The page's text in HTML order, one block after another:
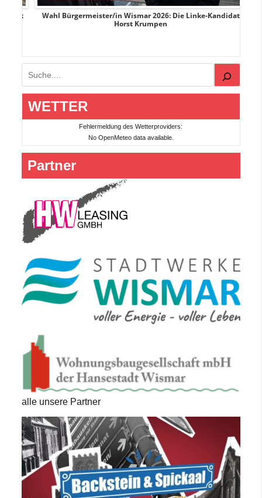
Wahl Bürgermeister/in Wismar 2026: Die Linke-Kandidat
Horst Krumpen
Suchen
WETTER
Fehlermeldung des Wetterproviders:
No OpenMeteo data available.
Partner
alle unsere Partner